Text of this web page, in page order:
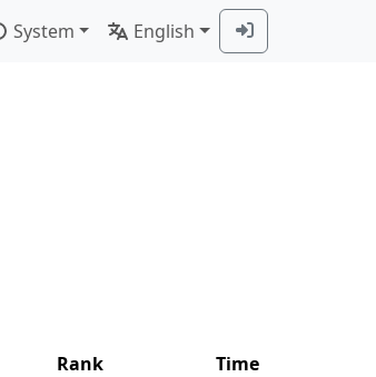
System English
Rank Time